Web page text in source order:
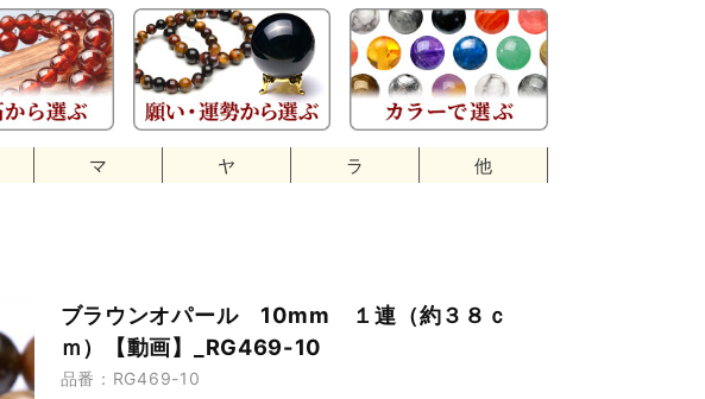
マ ヤ ラ 他
ブラウンオパール 10mm １連（約３８ｃ
ｍ）【動画】_RG469-10
品番：RG469-10